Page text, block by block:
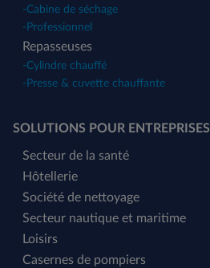
-Cabine de séchage
- Professionnel
Repasseuses
-Cylindre chauffé
- Presse & cuvette chauffante
SOLUTIONS POUR ENTREPRISES
Secteur de la santé
Hôtellerie
Société de nettoyage
Secteur nautique et maritime
Loisirs
Casernes de pompiers